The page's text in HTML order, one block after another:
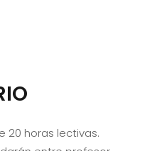
20 horas lectivas.